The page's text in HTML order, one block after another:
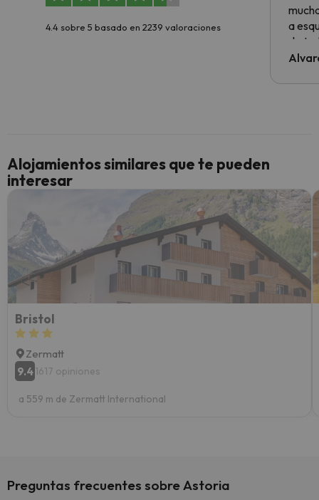
4.4 sobre 5 basado en 2239 valoraciones
a
de
al
culpa
yo.
Alojamientos similares que te pueden
interesar
Bristol
Zermatt
9.41617 opiniones
a 559 m de Zermatt International
Preguntas frecuentes sobre Astoria